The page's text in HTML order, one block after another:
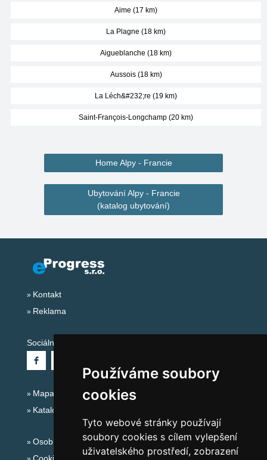
Používáme soubory
cookies
Tyto webové stránky používají
soubory cookies s cílem vylepšení
uživatelského prostředí, zobrazení
Aime (17 km)
La Plagne (18 km)
Aigueblanche (18 km)
Aussois (18 km)
La Léch&#232;re (19 km)
Saint-François-Longchamp (20 km)
Home Alpy - Francie
Ubytování Alpy - Francie
(katalog ubytování)
Kontakt
Reklama
Sociální sítě:
Mapa serveru Alpy - Francie
Katalog ubytování
Osobní údaje